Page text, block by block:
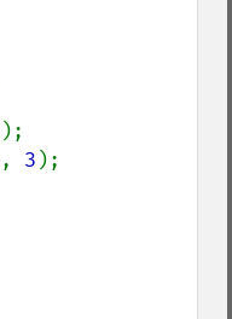
, 3 );